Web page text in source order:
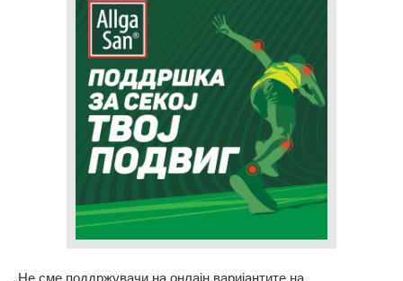
„Не сме поддржувачи на онлајн варијантите на